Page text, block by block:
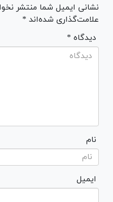
نشانی ایمیل شما منتشر
علامت‌گذاری شده‌اند *
* دیدگاه
نام
ایمیل